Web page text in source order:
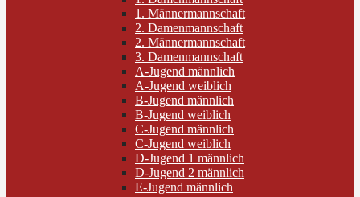
1. Männermannschaft
2. Damenmannschaft
2. Männermannschaft
3. Damenmannschaft
A-Jugend männlich
A-Jugend weiblich
B-Jugend männlich
B-Jugend weiblich
C-Jugend männlich
C-Jugend weiblich
D-Jugend 1 männlich
D-Jugend 2 männlich
E-Jugend männlich